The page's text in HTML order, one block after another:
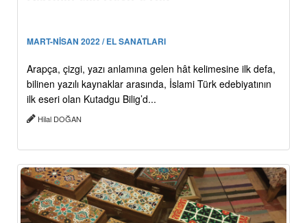
MART-NİSAN 2022 / EL SANATLARI
Arapça, çizgi, yazı anlamına gelen hât kelimesine ilk defa,
bilinen yazılı kaynaklar arasında, İslami Türk edebiyatının
ilk eseri olan Kutadgu Bilig’d...
Hilal DOĞAN